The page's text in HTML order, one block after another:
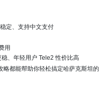
定、支持中文支付
用
、年轻用户 Tele2 性价比高
都能帮助你轻松搞定哈萨克斯坦的